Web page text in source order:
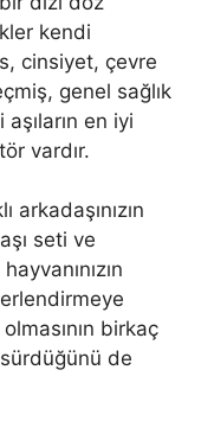
kendi
cinsiyet, çevre
genel sağlık
en iyi
vardır.
seti ve
birkaç
de